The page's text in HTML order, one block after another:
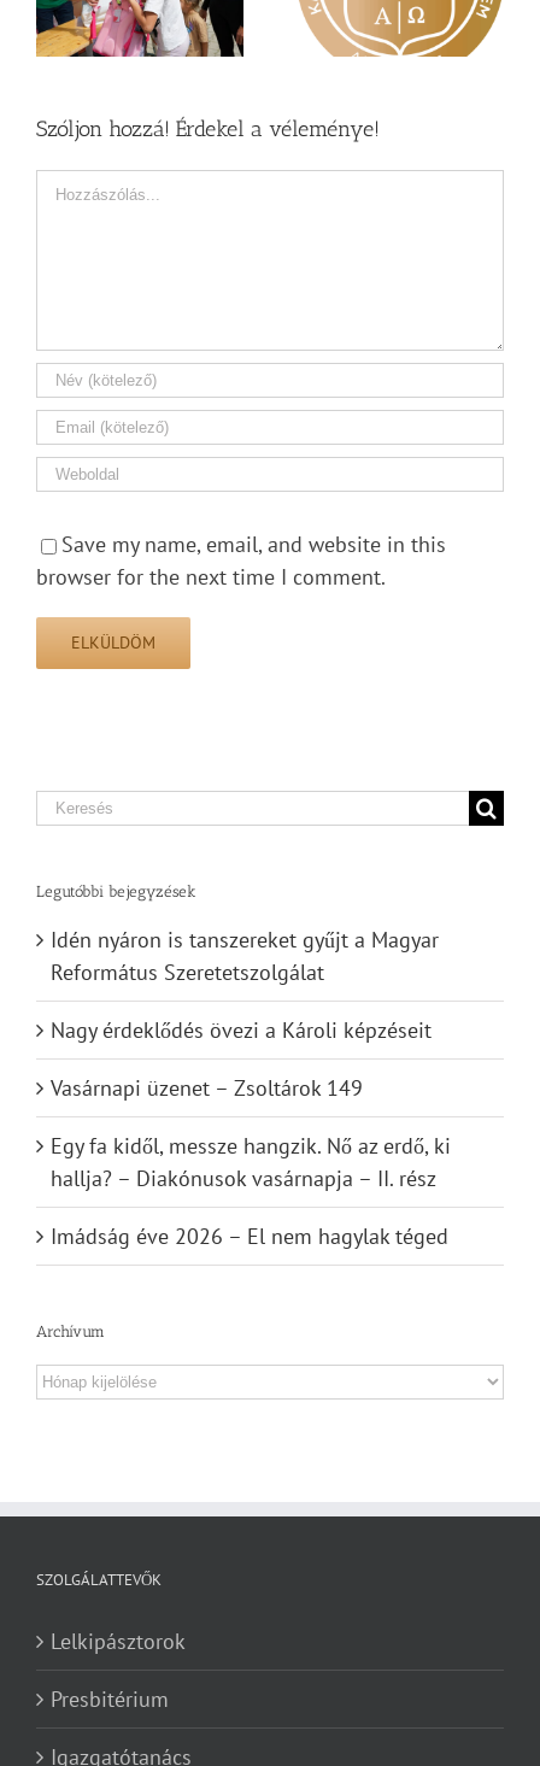
a Károli képzéseit
Zsoltárok 149
Szóljon hozzá! Érdekel a véleménye!
Hozzászólás
Save my name, email, and website in this
browser for the next time I comment.
Search
Legutóbbi bejegyzések
Idén nyáron is tanszereket gyűjt a Magyar
Református Szeretetszolgálat
Nagy érdeklődés övezi a Károli képzéseit
Vasárnapi üzenet – Zsoltárok 149
Egy fa kidől, messze hangzik. Nő az erdő, ki
hallja? – Diakónusok vasárnapja – II. rész
Imádság éve 2026 – El nem hagylak téged
Archívum
Archívum
SZOLGÁLATTEVŐK
Lelkipásztorok
Presbitérium
Igazgatótanács